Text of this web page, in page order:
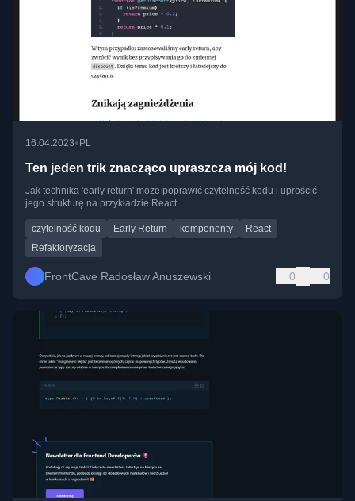
16.04.2023• PL
Ten jeden trik znacząco upraszcza mój kod!
Jak technika 'early return' może poprawić czytelność kodu i uprościć
jego strukturę na przykładzie React.
czytelność kodu Early Return komponenty
React
Refaktoryzacja
FrontCave Radosław Anuszewski 0 0